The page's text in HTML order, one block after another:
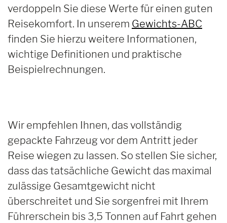
verdoppeln Sie diese Werte für einen guten
Reisekomfort. In unserem Gewichts-ABC
finden Sie hierzu weitere Informationen,
wichtige Definitionen und praktische
Beispielrechnungen.
Wir empfehlen Ihnen, das vollständig
gepackte Fahrzeug vor dem Antritt jeder
Reise wiegen zu lassen. So stellen Sie sicher,
dass das tatsächliche Gewicht das maximal
zulässige Gesamtgewicht nicht
überschreitet und Sie sorgenfrei mit Ihrem
Führerschein bis 3,5 Tonnen auf Fahrt gehen